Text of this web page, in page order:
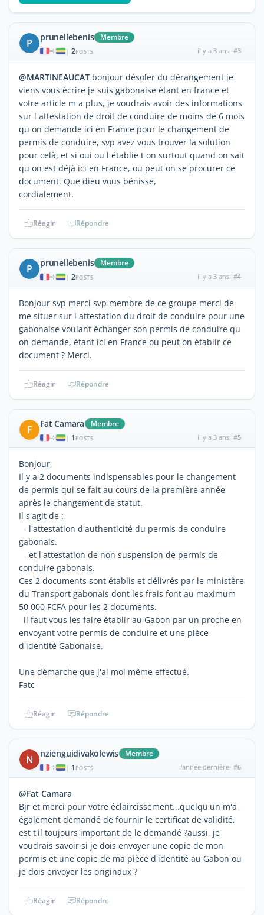
P prunellebenis Membre
| 2POSTS il y a 3 ans #3
@MARTINEAUCAT bonjour désoler du dérangement je
viens vous écrire je suis gabonaise étant en france et
votre article m a plus, je voudrais avoir des informations
sur l attestation de droit de conduire de moins de 6 mois
qu on demande ici en France pour le changement de
permis de conduire, svp avez vous trouver la solution
pour celà, et si oui ou l établie t on surtout quand on sait
qu on est déjà ici en France, ou peut on se procurer ce
document. Que dieu vous bénisse,
cordialement.
Réagir Répondre
P prunellebenis Membre
| 2POSTS il y a 3 ans #4
Bonjour svp merci svp membre de ce groupe merci de
me situer sur l attestation du droit de conduire pour une
gabonaise voulant échanger son permis de conduire qu
on demande, étant ici en France ou peut on établir ce
document ? Merci.
Réagir Répondre
F Fat Camara Membre
| 1 POSTS il y a 3 ans #5
Bonjour,
Il y a 2 documents indispensables pour le changement
de permis qui se fait au cours de la première année
après le changement de statut.
Il s'agit de :
- l'attestation d'authenticité du permis de conduire
gabonais.
- et l'attestation de non suspension de permis de
conduire gabonais.
Ces 2 documents sont établis et délivrés par le ministère
du Transport gabonais dont les frais font au maximum
50 000 FCFA pour les 2 documents.
il faut vous les faire établir au Gabon par un proche en
envoyant votre permis de conduire et une pièce
d'identité Gabonaise.
Une démarche que j'ai moi même effectué.
Fatc
Réagir Répondre
N nzienguidivakolewis Membre
| 1 POSTS l'année dernière #6
@Fat Camara
Bjr et merci pour votre éclaircissement...quelqu'un m'a
également demandé de fournir le certificat de validité,
est t'il toujours important de le demandé ?aussi, je
voudrais savoir si je dois envoyer une copie de mon
permis et une copie de ma pièce d'identité au Gabon ou
je dois envoyer les originaux ?
Réagir Répondre